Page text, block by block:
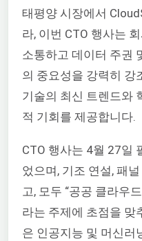
태평양 시장에서
라, 이번 CTO 행사는
소통하고 데이터 주권
의 중요성을 강력히 강
기술의 최신 트렌드와
적 기회를 제공합니다.
CTO 행사는 4월 27일
었으며, 기조 연설, 패
고, 모두 “공공 클라우
라는 주제에 초점을 맞
은 인공지능 및 머신러